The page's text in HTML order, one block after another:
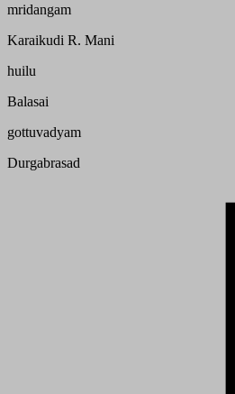
mridangam
Karaikudi R. Mani
huilu
Balasai
gottuvadyam
Durgabrasad